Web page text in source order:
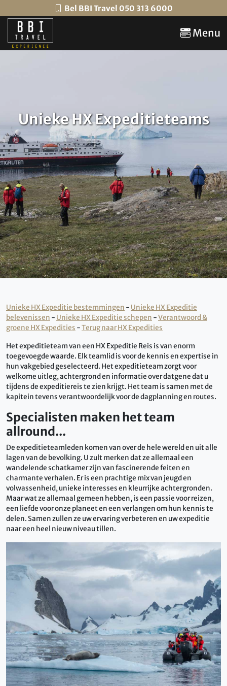
Bel BBI Travel 050 313 6000
Menu
Unieke HX Expeditieteams
Unieke HX Expeditie bestemmingen - Unieke HX Expeditie
belevenissen - Unieke HX Expeditie schepen -Verantwoord &
groene HX Expedities -Terug naar HX Expedities
Het expeditieteam van een HX Expeditie Reis is van enorm
toegevoegde waarde. Elk teamlid is voor de kennis en expertise in
hun vakgebied geselecteerd. Het expeditieteam zorgt voor
welkome uitleg, achtergrond en informatie over datgene dat u
tijdens de expeditiereis te zien krijgt. Het team is samen met de
kapitein tevens verantwoordelijk voor de dagplanning en routes.
Specialisten maken het team
allround...
De expeditieteamleden komen van over de hele wereld en uit alle
lagen van de bevolking. U zult merken dat ze allemaal een
wandelende schatkamer zijn van fascinerende feiten en
charmante verhalen. Er is een prachtige mix van jeugd en
volwassenheid, unieke interesses en kleurrijke achtergronden.
Maar wat ze allemaal gemeen hebben, is een passie voor reizen,
een liefde voor onze planeet en een verlangen om hun kennis te
delen. Samen zullen ze uw ervaring verbeteren en uw expeditie
naar een heel nieuw niveau tillen.